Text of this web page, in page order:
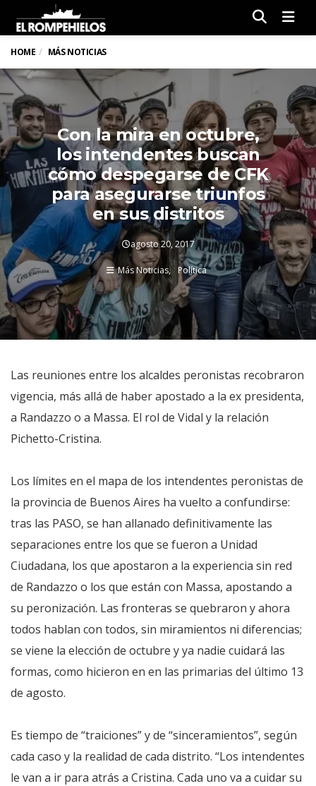
HOME MÁS NOTICIAS
Con la mira en octubre,
los intendentes buscan
cómo despegarse de CFK
para asegurarse triunfos
en sus distritos
agosto 20, 2017
Más Noticias Política
Las reuniones entre los alcaldes peronistas recobraron
vigencia, más allá de haber apostado a la ex presidenta,
a Randazzo o a Massa. El rol de Vidal y la relación
Pichetto-Cristina.
Los límites en el mapa de los intendentes peronistas de
la provincia de Buenos Aires ha vuelto a confundirse:
tras las PASO, se han allanado definitivamente las
separaciones entre los que se fueron a Unidad
Ciudadana, los que apostaron a la experiencia sin red
de Randazzo o los que están con Massa, apostando a
su peronización. Las fronteras se quebraron y ahora
todos hablan con todos, sin miramientos ni diferencias;
se viene la elección de octubre y ya nadie cuidará las
formas, como hicieron en en las primarias del último 13
de agosto.
Es tiempo de “traiciones” y de “sinceramientos”, según
cada caso y la realidad de cada distrito. “Los intendentes
le van a ir para atrás a Cristina. Cada uno va a cuidar su